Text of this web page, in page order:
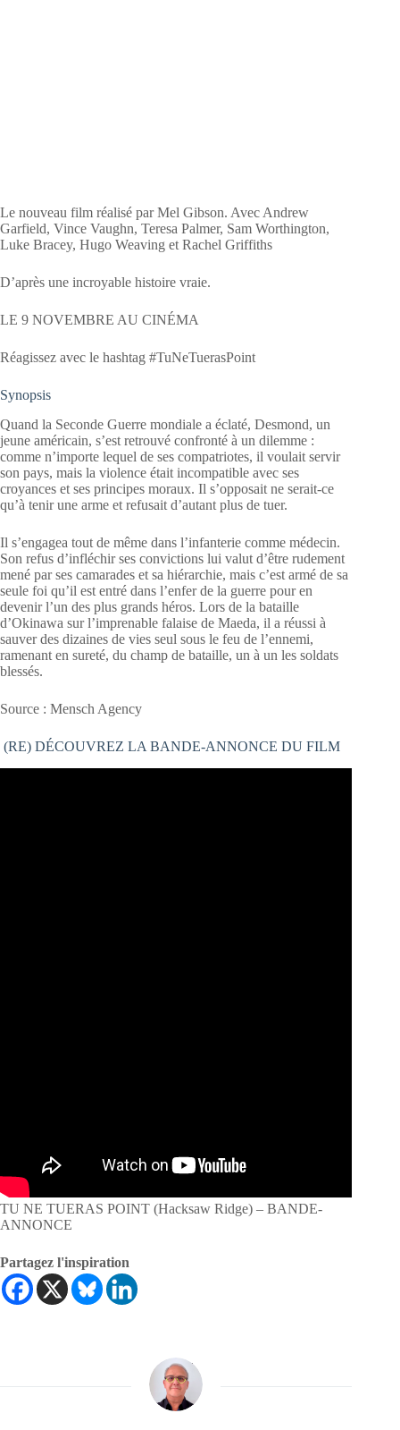
Le nouveau film réalisé par Mel Gibson. Avec Andrew
Garfield, Vince Vaughn, Teresa Palmer, Sam Worthington,
Luke Bracey, Hugo Weaving et Rachel Griffiths
D’après une incroyable histoire vraie.
LE 9 NOVEMBRE AU CINÉMA
Réagissez avec le hashtag #TuNeTuerasPoint
Synopsis
Quand la Seconde Guerre mondiale a éclaté, Desmond, un
jeune américain, s’est retrouvé confronté à un dilemme :
comme n’importe lequel de ses compatriotes, il voulait servir
son pays, mais la violence était incompatible avec ses
croyances et ses principes moraux. Il s’opposait ne serait-ce
qu’à tenir une arme et refusait d’autant plus de tuer.
Il s’engagea tout de même dans l’infanterie comme médecin.
Son refus d’infléchir ses convictions lui valut d’être rudement
mené par ses camarades et sa hiérarchie, mais c’est armé de sa
seule foi qu’il est entré dans l’enfer de la guerre pour en
devenir l’un des plus grands héros. Lors de la bataille
d’Okinawa sur l’imprenable falaise de Maeda, il a réussi à
sauver des dizaines de vies seul sous le feu de l’ennemi,
ramenant en sureté, du champ de bataille, un à un les soldats
blessés.
Source : Mensch Agency
(RE) DÉCOUVREZ LA BANDE-ANNONCE DU FILM
TU NE TUERAS POINT (Hacksaw Ridge) – BANDE-
ANNONCE
Partagez l'inspiration